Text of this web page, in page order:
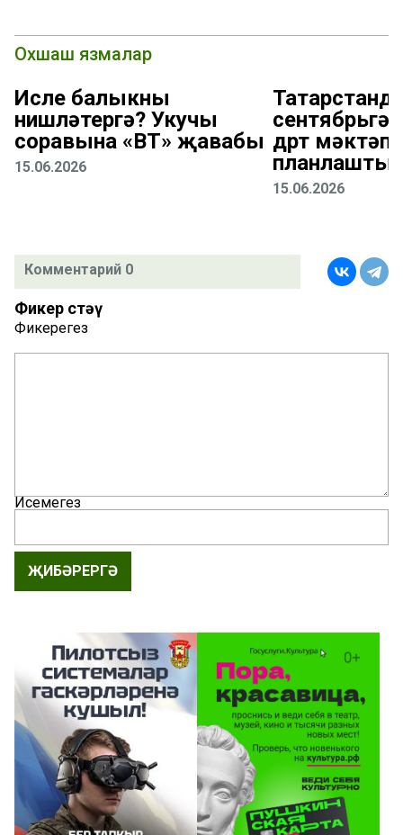
Охшаш язмалар
Исле балыкны
нишләтергә? Укучы
соравына «ВТ» җавабы
15.06.2026
сентябрьгә
дүрт мәктәп
15.06.2026
Комментарий 0
Фикер өстәү
Фикерегез
Исемегез
ҖИБӘРЕРГӘ